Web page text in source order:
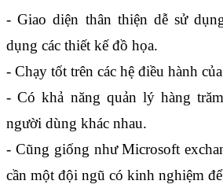
- Giao diện thân thiện dễ sử
dụng các thiết kế đồ họa.
- Chạy tốt trên các hệ điều hành
- Có khả năng quản lý hàng
người dùng khác nhau.
- Cũng giống như Microsoft
cần một đội ngũ có kinh nghiệm